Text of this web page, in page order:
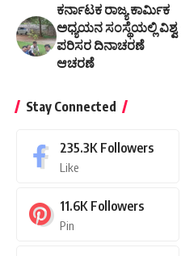
ಕರ್ನಾಟಕ ರಾಜ್ಯ ಕಾರ್ಮಿಕ
ಅಧ್ಯಯನ ಸಂಸ್ಥೆಯಲ್ಲಿ ವಿಶ್ವ
ಪರಿಸರ ದಿನಾಚರಣೆ
ಆಚರಣೆ
Stay Connected
235.3K Followers
Like
11.6K Followers
Pin